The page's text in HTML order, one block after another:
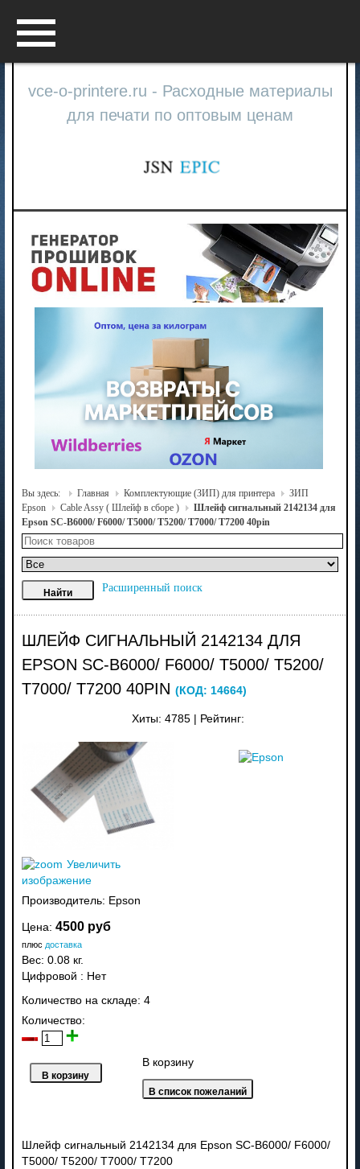
vce-o-printere.ru - Расходные материалы
для печати по оптовым ценам
Вы здесь: Главная Комплектующие (ЗИП) для принтера
ЗИП
Epson
Cable Assy ( Шлейф в сборе )
Шлейф сигнальный 2142134 для
Epson SC-B6000/ F6000/ T5000/ T5200/ T7000/ T7200 40pin
Расширенный поиск
ШЛЕЙФ СИГНАЛЬНЫЙ 2142134 ДЛЯ
EPSON SC-B6000/ F6000/ T5000/ T5200/
T7000/ T7200 40PIN (КОД: 14664)
Хиты: 4785 Рейтинг:
Увеличить
изображение
Производитель: Epson
Цена: 4500 руб
плюс доставка
Вес: 0.08 кг.
Цифровой : Нет
Количество на складе: 4
Количество:
В корзину
Шлейф сигнальный 2142134 для Epson SC-B6000/ F6000/
T5000/ T5200/ T7000/ T7200